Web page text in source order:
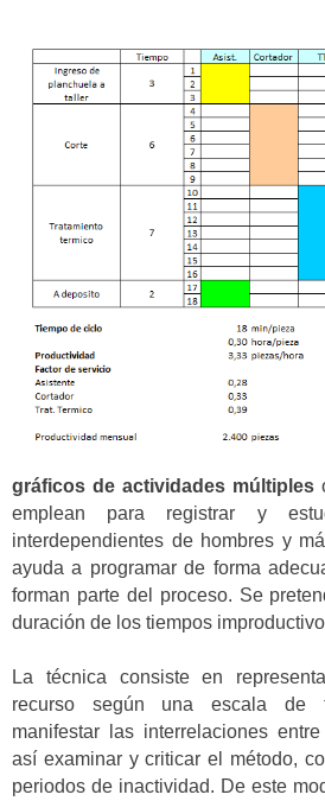
gráficos de actividades múltiples
emplean para registrar y
interdependientes de hombres y
ayuda a programar de forma
forman parte del proceso. Se
duración de los tiempos
La técnica consiste en
recurso según una escala de
manifestar las interrelaciones
así examinar y criticar el método,
periodos de inactividad. De este